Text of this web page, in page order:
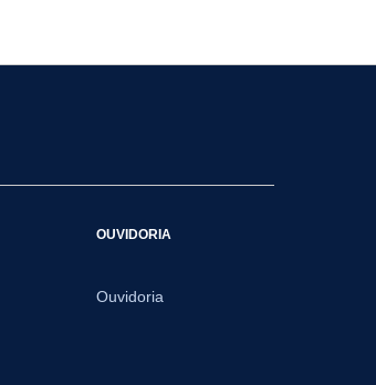
OUVIDORIA
Ouvidoria